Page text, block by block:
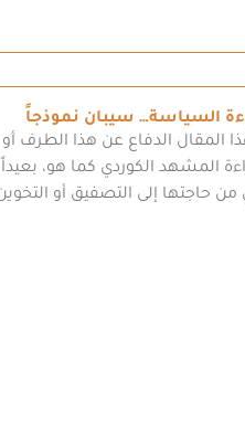
السياسة… سيبان نموذجاً
الدفاع عن هذا الطرف
المشهد الكوردي كما هو،
من حاجتها إلى التصفيق أو